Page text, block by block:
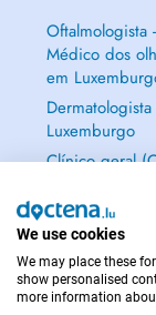
Oftalmologista -
Médico dos
em
Luxemburgo
Clínico geral
Ginecologista
Luxemburgo
Mostrar tudo →
We use cookies
We may place these
show personalised
more information